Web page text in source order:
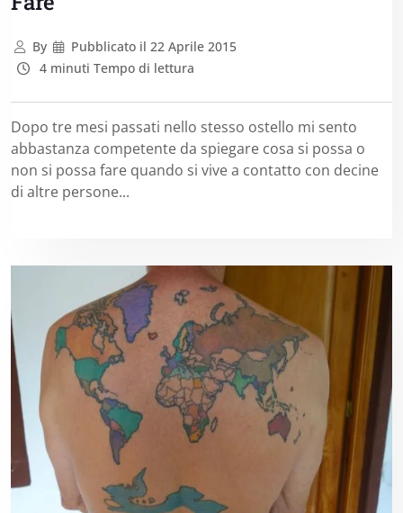
By Pubblicato il 22 Aprile 2015
4 minuti Tempo di lettura
Dopo tre mesi passati nello stesso ostello mi sento
abbastanza competente da spiegare cosa si possa o
non si possa fare quando si vive a contatto con decine
di altre persone...